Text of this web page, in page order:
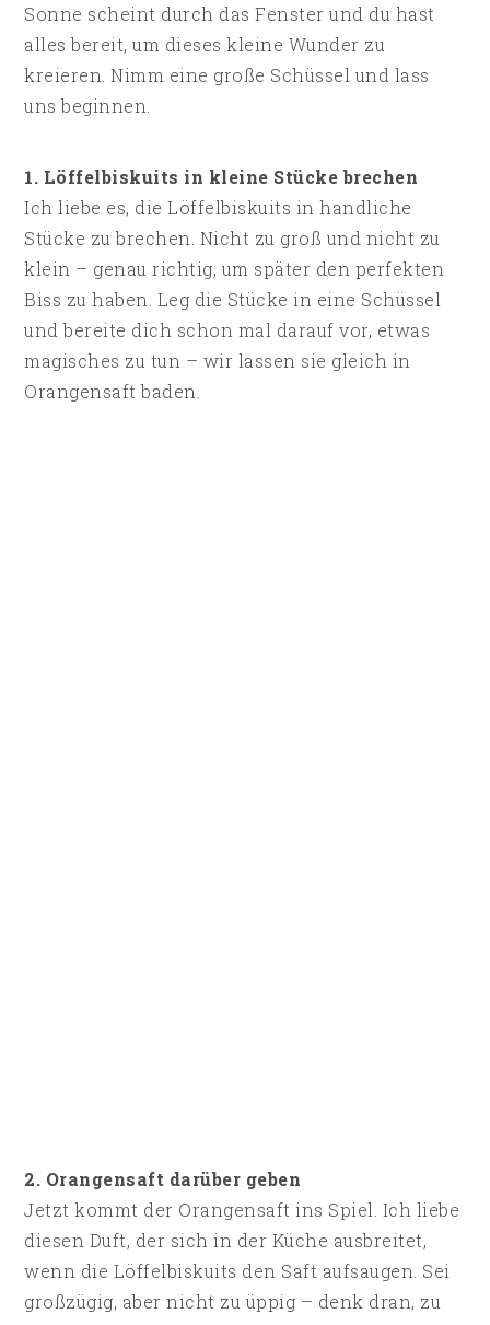
Sonne scheint durch das Fenster und du hast
alles bereit, um dieses kleine Wunder zu
kreieren. Nimm eine große Schüssel und lass
uns beginnen.
1. Löffelbiskuits in kleine Stücke brechen
Ich liebe es, die Löffelbiskuits in handliche
Stücke zu brechen. Nicht zu groß und nicht zu
klein – genau richtig, um später den perfekten
Biss zu haben. Leg die Stücke in eine Schüssel
und bereite dich schon mal darauf vor, etwas
magisches zu tun – wir lassen sie gleich in
Orangensaft baden.
2. Orangensaft darüber geben
Jetzt kommt der Orangensaft ins Spiel. Ich liebe
diesen Duft, der sich in der Küche ausbreitet,
wenn die Löffelbiskuits den Saft aufsaugen. Sei
großzügig, aber nicht zu üppig – denk dran, zu